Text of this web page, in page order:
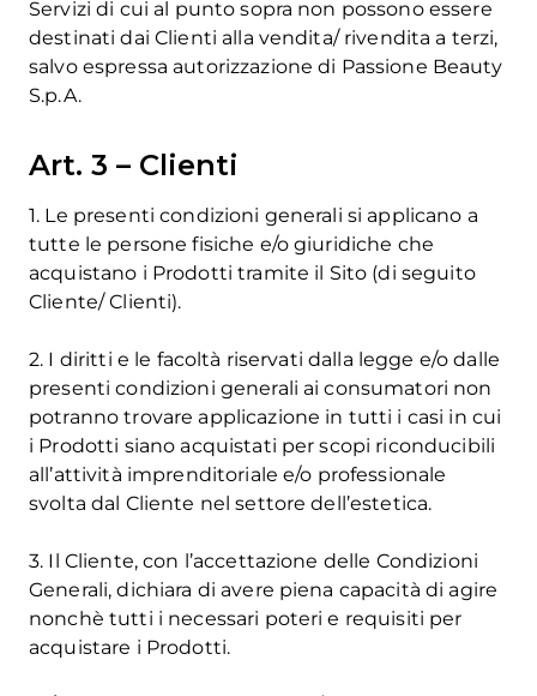
Servizi di cui al punto sopra non possono essere
destinati dai Clienti alla vendita/ rivendita a terzi,
salvo espressa autorizzazione di Passione Beauty
S.p.A.
Art. 3 – Clienti
1. Le presenti condizioni generali si applicano a
tutte le persone fisiche e/o giuridiche che
acquistano i Prodotti tramite il Sito (di seguito
Cliente/ Clienti).
2. I diritti e le facoltà riservati dalla legge e/o dalle
presenti condizioni generali ai consumatori non
potranno trovare applicazione in tutti i casi in cui
i Prodotti siano acquistati per scopi riconducibili
all’attività imprenditoriale e/o professionale
svolta dal Cliente nel settore dell’estetica.
3. Il Cliente, con l’accettazione delle Condizioni
Generali, dichiara di avere piena capacità di agire
nonchè tutti i necessari poteri e requisiti per
acquistare i Prodotti.